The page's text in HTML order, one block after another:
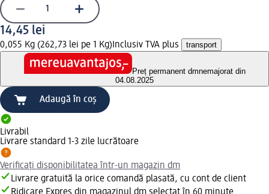
14,45 lei
0,055 Kg (262,73 lei pe 1 Kg) Inclusiv TVA plus transport
Preț permanent dmnemajorat din
04.08.2025
Adaugă în coș
Livrabil
Livrare standard 1-3 zile lucrătoare
Verificați disponibilitatea într-un magazin dm
Livrare gratuită la orice comandă plasată, cu cont de client